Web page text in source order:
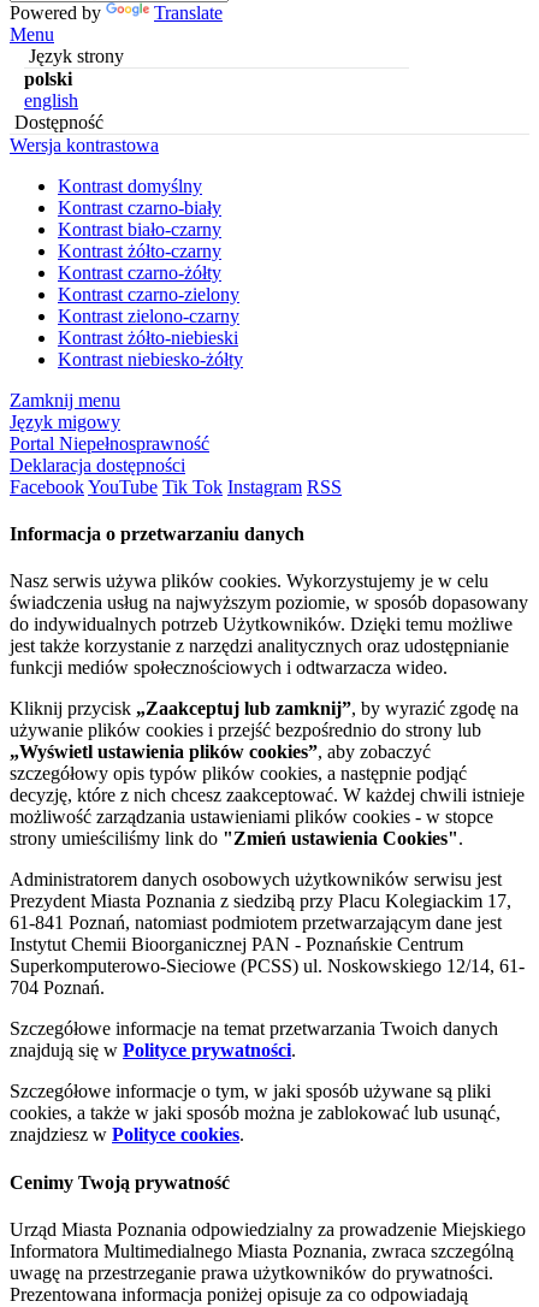
Powered by
Translate
Menu
Język strony
polski
english
Dostępność
Wersja kontrastowa
Kontrast domyślny
Kontrast czarno-biały
Kontrast biało-czarny
Kontrast żółto-czarny
Kontrast czarno-żółty
Kontrast czarno-zielony
Kontrast zielono-czarny
Kontrast żółto-niebieski
Kontrast niebiesko-żółty
Zamknij menu
Język migowy
Portal Niepełnosprawność
Deklaracja dostępności
FacebookYouTube Tik Tok Instagram RSS
Informacja o przetwarzaniu danych
Nasz serwis używa plików cookies. Wykorzystujemy je w celu
świadczenia usług na najwyższym poziomie, w sposób dopasowany
do indywidualnych potrzeb Użytkowników. Dzięki temu możliwe
jest także korzystanie z narzędzi analitycznych oraz udostępnianie
funkcji mediów społecznościowych i odtwarzacza wideo.
Kliknij przycisk „Zaakceptuj lub zamknij”, by wyrazić zgodę na
używanie plików cookies i przejść bezpośrednio do strony lub
„Wyświetl ustawienia plików cookies”, aby zobaczyć
szczegółowy opis typów plików cookies, a następnie podjąć
decyzję, które z nich chcesz zaakceptować. W każdej chwili istnieje
możliwość zarządzania ustawieniami plików cookies - w stopce
strony umieściliśmy link do "Zmień ustawienia Cookies".
Administratorem danych osobowych użytkowników serwisu jest
Prezydent Miasta Poznania z siedzibą przy Placu Kolegiackim 17,
61-841 Poznań, natomiast podmiotem przetwarzającym dane jest
Instytut Chemii Bioorganicznej PAN - Poznańskie Centrum
Superkomputerowo-Sieciowe (PCSS) ul. Noskowskiego 12/14, 61-
704 Poznań.
Szczegółowe informacje na temat przetwarzania Twoich danych
znajdują się w Polityce prywatności.
Szczegółowe informacje o tym, w jaki sposób używane są pliki
cookies, a także w jaki sposób można je zablokować lub usunąć,
znajdziesz w Polityce cookies.
Cenimy Twoją prywatność
Urząd Miasta Poznania odpowiedzialny za prowadzenie Miejskiego
Informatora Multimedialnego Miasta Poznania, zwraca szczególną
uwagę na przestrzeganie prawa użytkowników do prywatności.
Prezentowana informacja poniżej opisuje za co odpowiadają